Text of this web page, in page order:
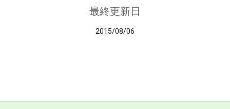
最終更新日
2015/08/06